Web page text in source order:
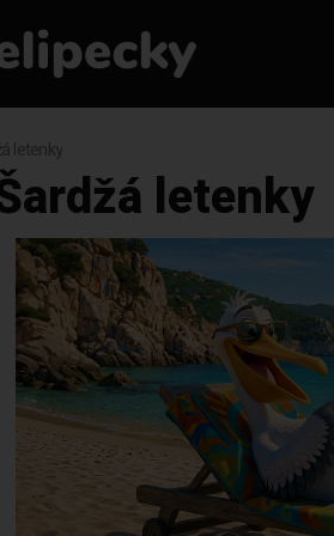
letenky
letenky